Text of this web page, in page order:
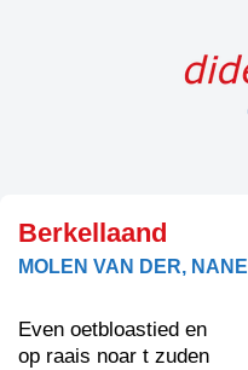
Berkellaand
MOLEN VAN DER, NANE
Even oetbloastied en
op raais noar t zuden